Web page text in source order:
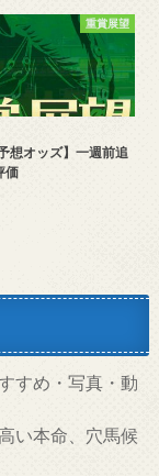
重賞展望
想オッズ】一週前追
価
すめ・写真・動
い本命、穴馬候